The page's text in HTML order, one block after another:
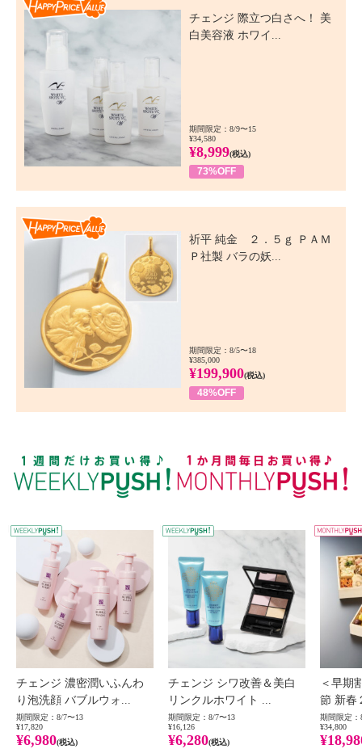
チェンジ 際立つ白さへ！ 美
白美容液 ホワイ...
期間限定：8/9〜15
¥34,580
¥8,999(税込)
73%OFF
祈平 純金 ２．５ｇ ＰＡＭ
Ｐ社製 バラの妖...
期間限定：8/5〜18
¥385,000
¥199,900(税込)
48%OFF
WEEKLY PUSH
チェンジ 濃密潤いふんわ
り泡洗顔 バブルウォ...
期間限定：8/7〜13
¥17,820
¥6,980(税込)
チェンジ シワ改善＆美白
リンクルホワイト ...
期間限定：8/7〜13
¥16,126
¥6,280(税込)
＜早期
節 新春
期間限定：
¥34,800